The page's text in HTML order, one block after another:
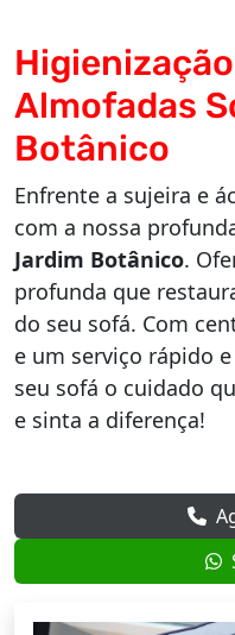
Almofadas
Botânico
Enfrente a sujeira e
com a nossa
Jardim Botânico.
profunda que
do seu sofá. Com
e um serviço rápido
seu sofá o cuidado
e sinta a diferença!